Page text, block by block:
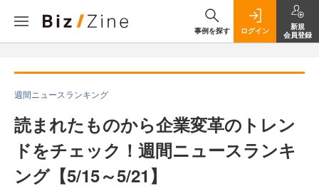
事例を探す ログイン
新規
会員登録
週間ニュースランキング
読まれたものから企業変革のトレン
ドをチェック！週間ニュースランキ
ング【5/15～5/21】